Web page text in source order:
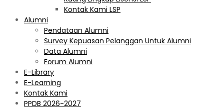
Kontak Kami LSP
Alumni
Pendataan Alumni
Survey Kepuasan Pelanggan Untuk Alumni
Data Alumni
Forum Alumni
E-Library
E-Learning
Kontak Kami
PPDB 2026-2027